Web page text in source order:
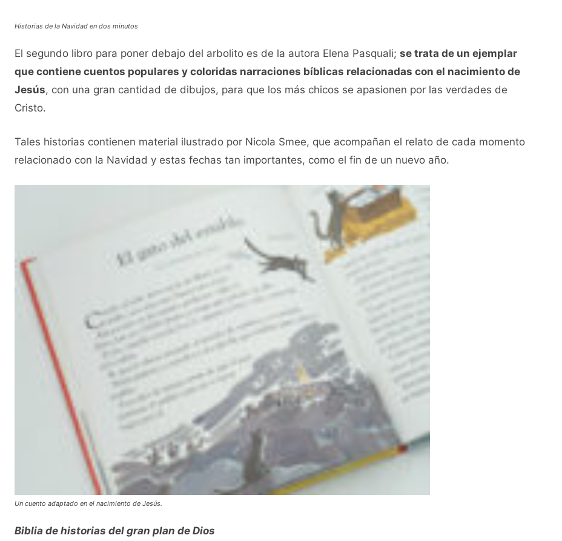
Historias de la Navidad en dos minutos
El segundo libro para poner debajo del arbolito es de la autora Elena Pasquali; se trata de un ejemplar
que contiene cuentos populares y coloridas narraciones bíblicas relacionadas con el nacimiento de
Jesús, con una gran cantidad de dibujos, para que los más chicos se apasionen por las verdades de
Cristo.
Tales historias contienen material ilustrado por Nicola Smee, que acompañan el relato de cada momento
relacionado con la Navidad y estas fechas tan importantes, como el fin de un nuevo año.
Un cuento adaptado en el nacimiento de Jesús.
Biblia de historias del gran plan de Dios